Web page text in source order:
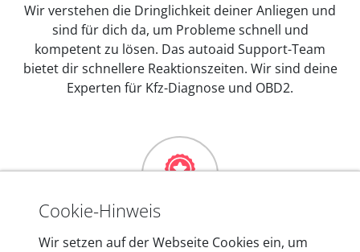
Wir verstehen die Dringlichkeit deiner Anliegen und
sind für dich da, um Probleme schnell und
kompetent zu lösen. Das autoaid Support-Team
bietet dir schnellere Reaktionszeiten. Wir sind deine
Experten für Kfz-Diagnose und OBD2.
Mehr als 10 Jahre Erfahrung
Cookie-Hinweis
Wir setzen auf der Webseite Cookies ein, um